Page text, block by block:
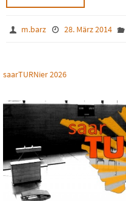
m.barz 28. März 2014
saarTURNier 2026